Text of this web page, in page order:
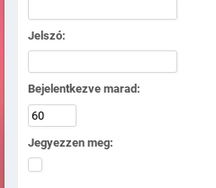
Jelszó:
Bejelentkezve marad:
Jegyezzen meg: